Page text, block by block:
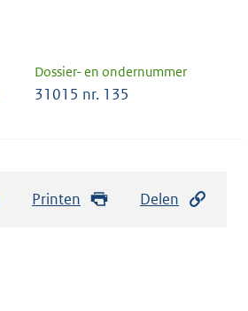
Dossier- en ondernummer
31015 nr. 135
Printen Delen